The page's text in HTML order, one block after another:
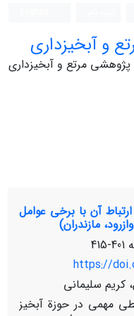
و آبخیزداری
مرتع و آبخیزداری
آن با برخی عوامل
مازندران)
401-415
https://
کریم سلیمانی
مهمی در حوزة آبخیز